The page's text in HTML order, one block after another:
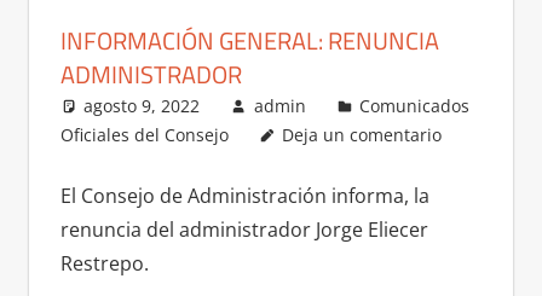
INFORMACIÓN GENERAL: RENUNCIA
ADMINISTRADOR
agosto 9, 2022 admin
Comunicados
Oficiales del Consejo
Deja un comentario
El Consejo de Administración informa, la
renuncia del administrador Jorge Eliecer
Restrepo.